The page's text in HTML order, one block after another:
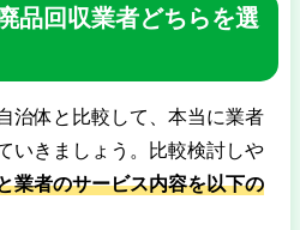
品回収業者どちらを選
治体と比較して、本当に業者
いきましょう。比較検討しや
業者のサービス内容を以下の